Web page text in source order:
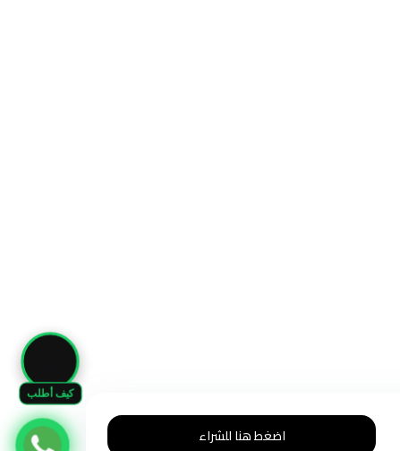
كيف أطلب
اضغط هنا للشراء